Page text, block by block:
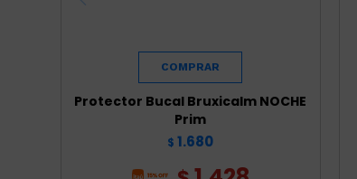
Protector Bucal Bruxicalm NOCHE
Prim
$ 1.680